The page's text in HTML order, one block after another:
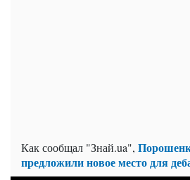
Как сообщал "Знай.ua",
предложили новое место для